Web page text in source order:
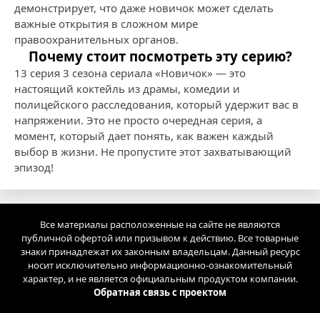
демонстрирует, что даже новичок может сделать
важные открытия в сложном мире
правоохранительных органов.
Почему стоит посмотреть эту серию?
13 серия 3 сезона сериала «Новичок» — это
настоящий коктейль из драмы, комедии и
полицейского расследования, который удержит вас в
напряжении. Это не просто очередная серия, а
момент, который дает понять, как важен каждый
выбор в жизни. Не пропустите этот захватывающий
эпизод!
Все материалы расположенные на сайте не являются
публичной офертой или призывом к действию. Все товарные
знаки принадлежат их законным владельцам. Данный ресурс
носит исключительно информационно-ознакомительный
характер, и не является официальным продуктом компании.
Обратная связь с проектом